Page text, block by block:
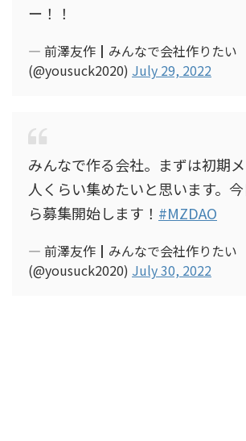
ー！！
— 前澤友作┃みんなで会社作りたい
(@yousuck2020) July 29, 2022
みんなで作る会社。まずは初期
人くらい集めたいと思います。
ら募集開始します！ #MZDAO
— 前澤友作┃みんなで会社作りたい
(@yousuck2020) July 30, 2022